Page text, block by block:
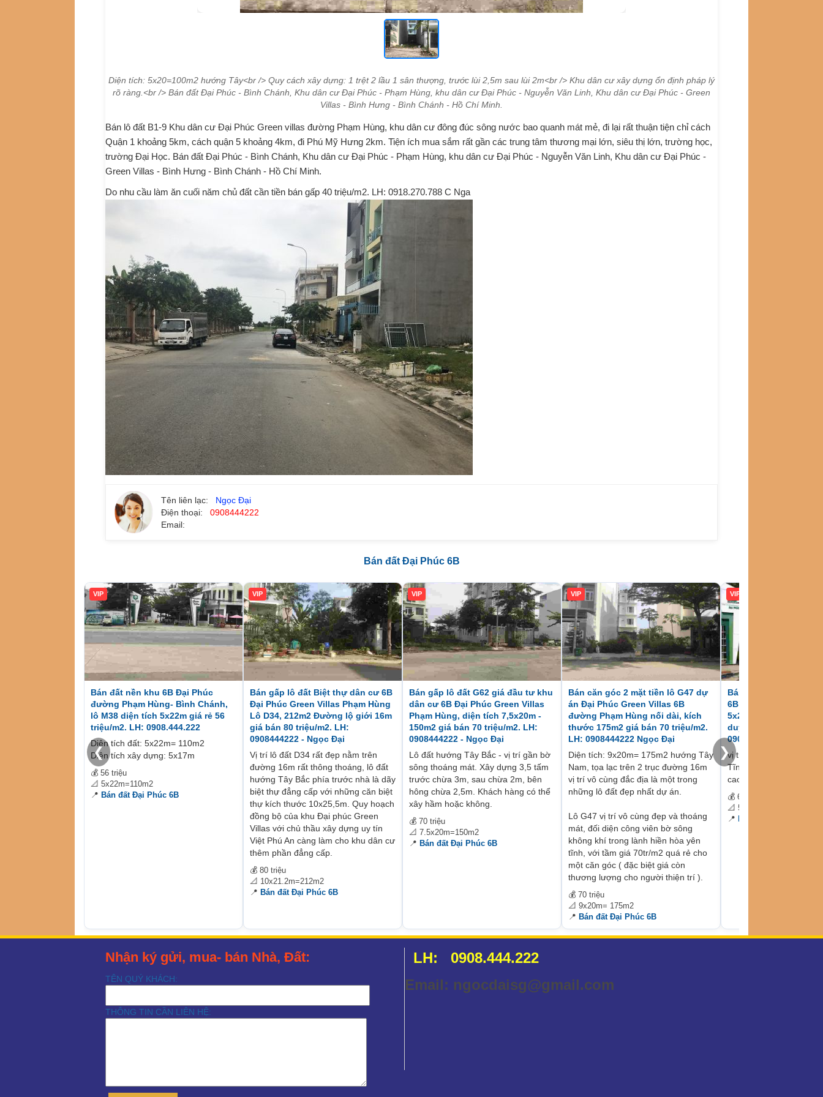
Diện tích: 5x20=100m2 hướng Tây<br /> Quy cách xây dựng: 1 trệt 2 lầu 1 sân thượng, trước lùi 2,5m sau lùi 2m<br /> Khu dân cư xây dựng ổn định pháp lý
rõ ràng.<br /> Bán đất Đại Phúc - Bình Chánh, Khu dân cư Đại Phúc - Phạm Hùng, khu dân cư Đại Phúc - Nguyễn Văn Linh, Khu dân cư Đại Phúc - Green
Villas - Bình Hưng - Bình Chánh - Hồ Chí Minh.
Bán lô đất B1-9 Khu dân cư Đại Phúc Green villas đường Phạm Hùng, khu dân cư đông đúc sông nước bao quanh mát mẻ, đi lại rất thuận tiện chỉ cách
Quận 1 khoảng 5km, cách quận 5 khoảng 4km, đi Phú Mỹ Hưng 2km. Tiện ích mua sắm rất gần các trung tâm thương mại lớn, siêu thị lớn, trường học,
trường Đại Học. Bán đất Đại Phúc - Bình Chánh, Khu dân cư Đại Phúc - Phạm Hùng, khu dân cư Đại Phúc - Nguyễn Văn Linh, Khu dân cư Đại Phúc -
Green Villas - Bình Hưng - Bình Chánh - Hồ Chí Minh.
Do nhu cầu làm ăn cuối năm chủ đất cần tiền bán gấp 40 triệu/m2. LH: 0918.270.788 C Nga
Tên liên lạc: Ngọc Đại
Điện thoại: 0908444222
Email:
Bán đất Đại Phúc 6B
❮
VIP
Bán đất nền khu 6B Đại Phúc
đường Phạm Hùng- Bình Chánh,
lô M38 diện tích 5x22m giá rẻ 56
triệu/m2. LH: 0908.444.222
Diện tích đất: 5x22m= 110m2
Diện tích xây dựng: 5x17m
💰 56 triệu
📐 5x22m=110m2
📍 Bán đất Đại Phúc 6B
VIP
Bán gấp lô đất Biệt thự dân cư 6B
Đại Phúc Green Villas Phạm Hùng
Lô D34, 212m2 Đường lộ giới 16m
giá bán 80 triệu/m2. LH:
0908444222 - Ngọc Đại
Vị trí lô đất D34 rất đẹp nằm trên
đường 16m rất thông thoáng, lô đất
hướng Tây Bắc phía trước nhà là dãy
biệt thự đẳng cấp với những căn biệt
thự kích thước 10x25,5m. Quy hoạch
đồng bộ của khu Đại phúc Green
Villas với chủ thầu xây dựng uy tín
Việt Phú An càng làm cho khu dân cư
thêm phần đẳng cấp.
💰 80 triệu
📐 10x21.2m=212m2
📍 Bán đất Đại Phúc 6B
VIP
Bán gấp lô đất G62 giá đầu tư khu
dân cư 6B Đại Phúc Green Villas
Phạm Hùng, diện tích 7,5x20m -
150m2 giá bán 70 triệu/m2. LH:
0908444222 - Ngọc Đại
Lô đất hướng Tây Bắc - vị trí gần bờ
sông thoáng mát. Xây dựng 3,5 tấm
trước chừa 3m, sau chừa 2m, bên
hông chừa 2,5m. Khách hàng có thể
xây hầm hoặc không.
💰 70 triệu
📐 7.5x20m=150m2
📍 Bán đất Đại Phúc 6B
VIP
Bán căn góc 2 mặt tiền lô G47 dự
án Đại Phúc Green Villas 6B
đường Phạm Hùng nối dài, kích
thước 175m2 giá bán 70 triệu/m2.
LH: 0908444222 Ngọc Đại
Diện tích: 9x20m= 175m2 hướng Tây
Nam, tọa lạc trên 2 trục đường 16m
vị trí vô cùng đắc địa là một trong
những lô đất đẹp nhất dự án.
Lô G47 vị trí vô cùng đẹp và thoáng
mát, đối diện công viên bờ sông
không khí trong lành hiền hòa yên
tĩnh, với tầm giá 70tr/m2 quá rẻ cho
một căn góc ( đặc biệt giá còn
thương lượng cho người thiện trí ).
💰 70 triệu
📐 9x20m= 175m2
📍 Bán đất Đại Phúc 6B
VIP
Bán đất nền Đại Phúc
6B đường Phạm
5x20m hướng Nam
duy nhất giá 68,5
0908.444.222
vị trí đẹp, khu dân cư
Tĩnh, Thoáng Mát,
cao
💰 68 triệu 500 nghìn
📐 5x20m=100m2
📍
❯
Nhận ký gửi, mua- bán Nhà, Đất:
TÊN QUÝ KHÁCH:
THÔNG TIN CẦN LIÊN HỆ:
LH:
0908.444.222
Email: ngocdaisg@gmail.com